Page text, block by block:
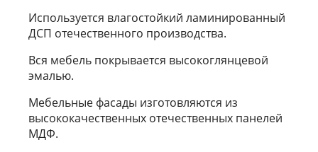
Используется влагостойкий ламинированный
ДСП отечественного производства.
Вся мебель покрывается высокоглянцевой
эмалью.
Мебельные фасады изготовляются из
высококачественных отечественных панелей
МДФ.